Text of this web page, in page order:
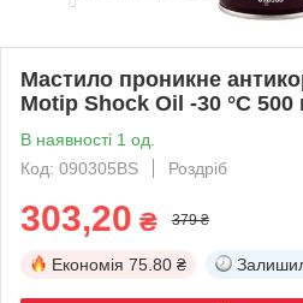
Мастило проникне
Motip Shock Oil -30 °C 500
В наявності 1 од.
Код: 090305BS
Роздріб
303,20 ₴ 379 ₴
Економія 75.80 ₴